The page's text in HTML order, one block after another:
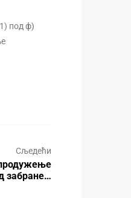
под ф)
Сљедећи
забране…